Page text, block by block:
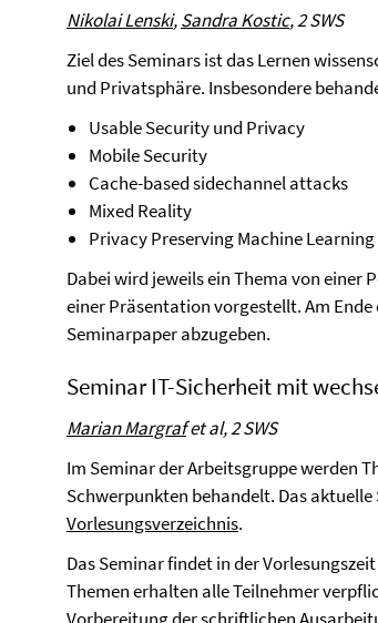
Nikolai Lenski,Sandra Kostic,2 SWS
Ziel des Seminars ist das Lernen
und Privatsphäre. Insbesondere
Usable Security und Privacy
Mobile Security
Cache-based sidechannel attacks
Mixed Reality
Privacy Preserving Machine Learning
Dabei wird jeweils ein Thema von einer
einer Präsentation vorgestellt. Am
Seminarpaper abzugeben.
Seminar IT-Sicherheit mit
Marian Margrafet al, 2 SWS
Im Seminar der Arbeitsgruppe werden
Schwerpunkten behandelt. Das
Vorlesungsverzeichnis.
Das Seminar findet in der
Themen erhalten alle Teilnehmer